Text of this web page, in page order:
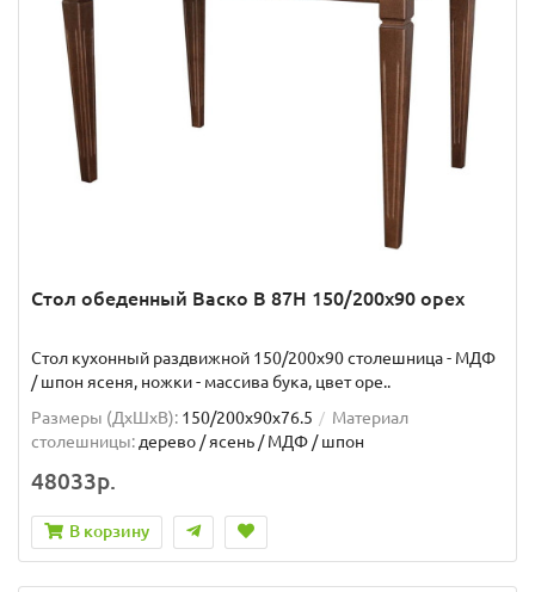
Стол обеденный Васко В 87Н 150/200х90 орех
Стол кухонный раздвижной 150/200х90 столешница - МДФ
/ шпон ясеня, ножки - массива бука, цвет оре..
Размеры (ДхШxВ): 150/200х90х76.5
Материал
столешницы: дерево / ясень / МДФ / шпон
48033р.
В корзину